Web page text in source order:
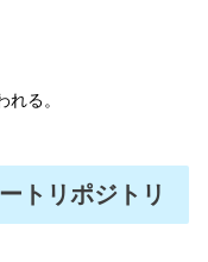
る。
トリポジトリ